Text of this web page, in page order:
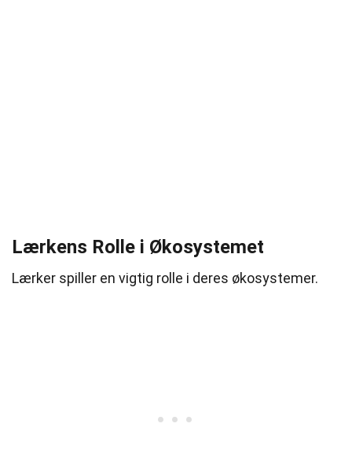
Lærkens Rolle i Økosystemet
Lærker spiller en vigtig rolle i deres økosystemer.